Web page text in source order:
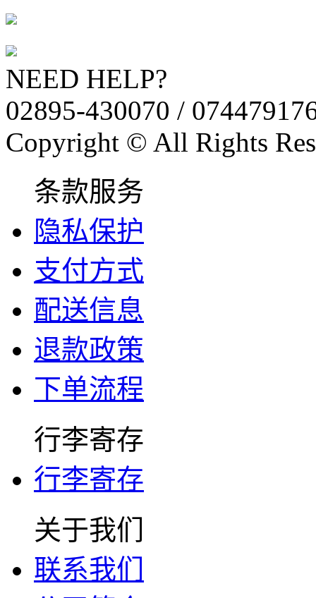
NEED HELP?
02895-430070 /
Copyright © All Rights
条款服务
隐私保护
支付方式
配送信息
退款政策
下单流程
行李寄存
行李寄存
关于我们
联系我们